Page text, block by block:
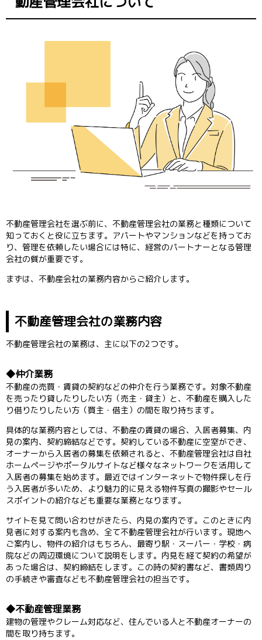
不動産管理会社を選ぶ前に、不動産管理会社の業務と種類について
知っておくと役に立ちます。アパートやマンションなどを持ってお
り、管理を依頼したい場合には特に、経営のパートナーとなる管理
会社の質が重要です。
まずは、不動産会社の業務内容からご紹介します。
不動産管理会社の業務内容
不動産管理会社の業務は、主に以下の2つです。
仲介業務
不動産の売買・賃貸の契約などの仲介を行う業務です。対象不動産
を売ったり貸したりしたい方（売主・貸主）と、不動産を購入した
り借りたりしたい方（買主・借主）の間を取り持ちます。
具体的な業務内容としては、不動産の賃貸の場合、入居者募集、内
見の案内、契約締結などです。契約している不動産に空室ができ、
オーナーから入居者の募集を依頼されると、不動産管理会社は自社
ホームページやポータルサイトなど様々なネットワークを活用して
入居者の募集を始めます。最近ではインターネットで物件探しを行
う入居者が多いため、より魅力的に見える物件写真の撮影やセール
スポイントの紹介なども重要な業務となります。
サイトを見て問い合わせがきたら、内見の案内です。このときに内
見者に対する案内も含め、全て不動産管理会社が行います。現地へ
ご案内し、物件の紹介はもちろん、最寄り駅・スーパー・学校・病
院などの周辺環境について説明をします。内見を経て契約の希望が
あった場合は、契約締結をします。この時の契約書など、書類周り
の手続きや審査なども不動産管理会社の担当です。
不動産管理業務
建物の管理やクレーム対応など、住んでいる人と不動産オーナーの
間を取り持ちます。